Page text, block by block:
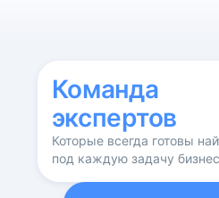
Команда
экспертов
Которые всегда готовы
под каждую задачу